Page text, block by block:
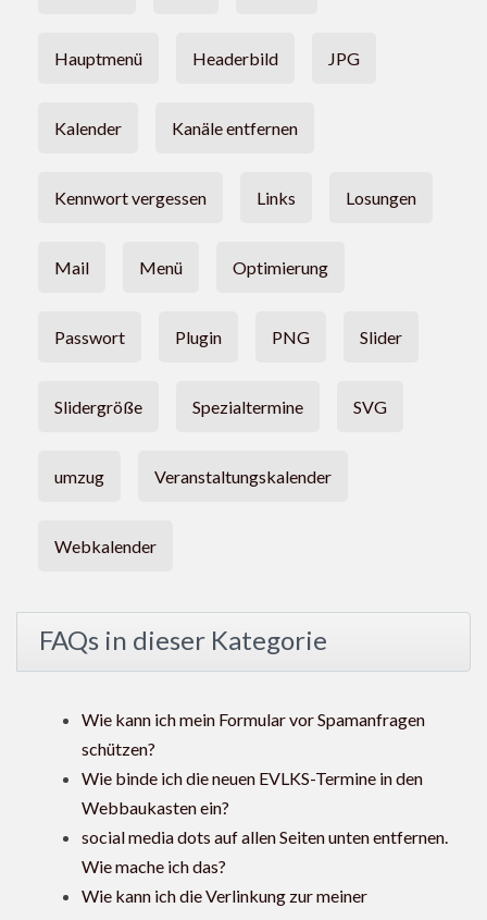
Hauptmenü Headerbild JPG
Kalender Kanäle entfernen
Kennwort vergessen Links Losungen
Mail Menü Optimierung
Passwort Plugin PNG Slider
Slidergröße Spezialtermine SVG
umzug Veranstaltungskalender
Webkalender
FAQs in dieser Kategorie
Wie kann ich mein Formular vor Spamanfragen
schützen?
Wie binde ich die neuen EVLKS-Termine in den
Webbaukasten ein?
social media dots auf allen Seiten unten entfernen.
Wie mache ich das?
Wie kann ich die Verlinkung zur meiner